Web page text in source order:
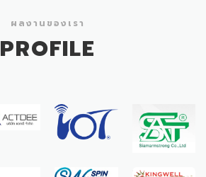
ผลงานของเรา
PROFILE